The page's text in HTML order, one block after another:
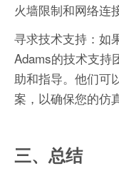
火墙限制和网络连
寻求技术支持：如
Adams的技术支持
助和指导。他们可
案，以确保您的仿
三、总结